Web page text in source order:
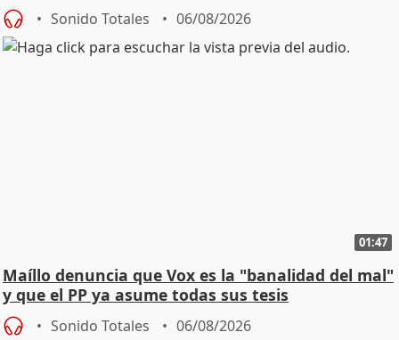
Sonido Totales 06/08/2026
01:47
Maíllo denuncia que Vox es la "banalidad del mal"
y que el PP ya asume todas sus tesis
Sonido Totales 06/08/2026